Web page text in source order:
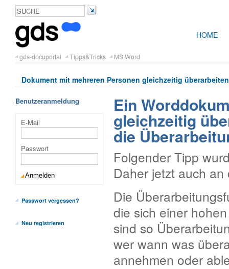
HOME
gds-docuportal Tipps&Tricks MS Word
Dokument mit mehreren Personen gleichzeitig überarbeiten
Benutzeranmeldung
E-Mail
Passwort
Passwort vergessen?
Neu registrieren
Ein
gleichzeitig
die
Folgender Tipp
Daher jetzt auch
Die
die sich einer
sind so
wer wann was
annehmen oder